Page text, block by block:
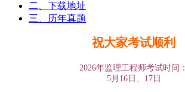
二、下载地址
三、历年真题
祝大家考试顺利
2026年监理工程师考试时间：
5月16日、17日